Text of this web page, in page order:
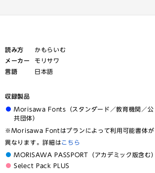
読み方
かもらいむ
メーカー
モリサワ
言語
日本語
収録製品
Morisawa Fonts（スタンダード／教育機関／公
共団体）
※Morisawa Fontはプランによって利用可能書体が
異なります。詳細はこちら
MORISAWA PASSPORT（アカデミック版含む）
Select Pack PLUS